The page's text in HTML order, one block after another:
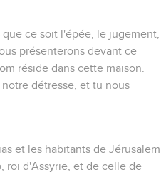
ce soit l'épée, le jugement,
présenterons devant ce
réside dans cette maison.
détresse, et tu nous
et les habitants de Jérusalem
roi d'Assyrie, et de celle de